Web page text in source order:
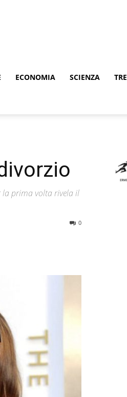
ECONOMIA SCIENZA
la prima volta rivela il
0